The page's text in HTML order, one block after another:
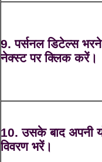
9. पर्सनल डिटेल्स
नेक्स्ट पर क्लिक करें।
10. उसके बाद अपनी
विवरण भरें।